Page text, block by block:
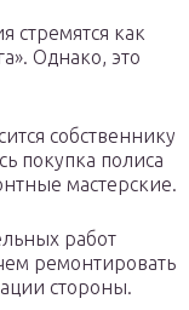
стремятся как
Однако, это
собственнику
покупка полиса
мастерские.
работ
ремонтировать
стороны.